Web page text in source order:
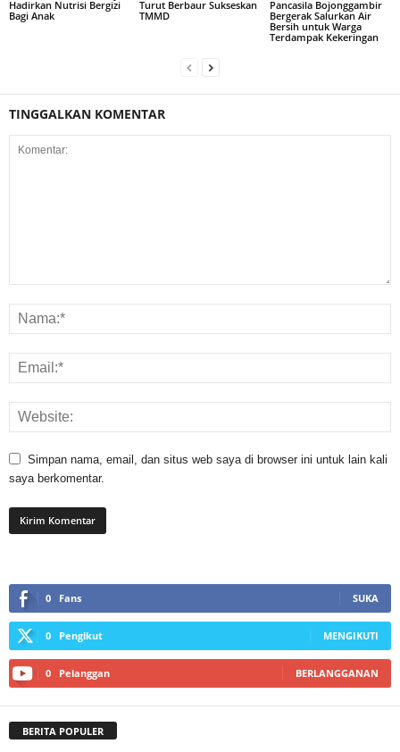
Hadirkan Nutrisi Bergizi
Bagi Anak
Turut Berbaur Sukseskan
TMMD
Pancasila Bojonggambir
Bergerak Salurkan Air
Bersih untuk Warga
Terdampak Kekeringan
TINGGALKAN KOMENTAR
Simpan nama, email, dan situs web saya di browser ini untuk lain kali
saya berkomentar.
0 Fans SUKA
0 Pengikut MENGIKUTI
0 Pelanggan BERLANGGANAN
BERITA POPULER